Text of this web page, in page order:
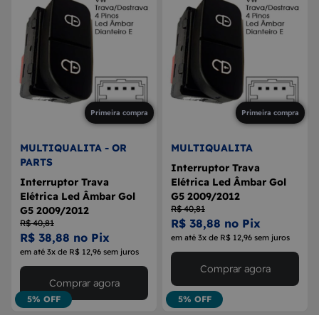
Primeira compra
MULTIQUALITA - OR
PARTS
Interruptor Trava
Elétrica Led Âmbar Gol
G5 2009/2012
R$ 40,81
R$ 38,88 no Pix
em até 3x de R$ 12,96 sem juros
5% OFF
Comprar agora
Primeira compra
MULTIQUALITA
Interruptor Trava
Elétrica Led Âmbar Gol
G5 2009/2012
R$ 40,81
R$ 38,88 no Pix
em até 3x de R$ 12,96 sem juros
5% OFF
Comprar agora